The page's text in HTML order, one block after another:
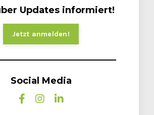
Updates informiert!
Jetzt anmelden!
Social Media